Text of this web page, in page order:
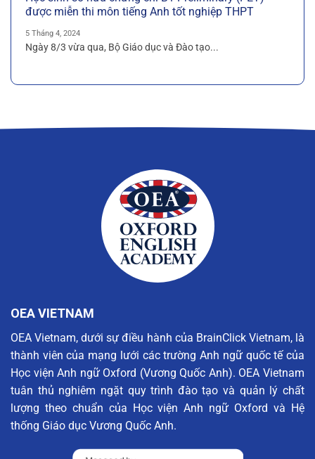
được miễn thi môn tiếng Anh tốt nghiệp THPT
5 Tháng 4, 2024
Ngày 8/3 vừa qua, Bộ Giáo dục và Đào tạo...
OEA VIETNAM
OEA Vietnam, dưới sự điều hành của BrainClick Vietnam, là
thành viên của mạng lưới các trường Anh ngữ quốc tế của
Học viện Anh ngữ Oxford (Vương Quốc Anh). OEA Vietnam
tuân thủ nghiêm ngặt quy trình đào tạo và quản lý chất
lượng theo chuẩn của Học viện Anh ngữ Oxford và Hệ
thống Giáo dục Vương Quốc Anh.